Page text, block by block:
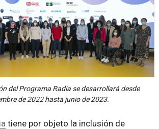
del Programa Radia se desarrollará desde
de 2022 hasta junio de 2023.
tiene por objeto la inclusión de